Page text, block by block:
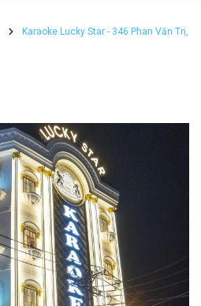
Karaoke Lucky Star - 346 Phan Văn Trị,